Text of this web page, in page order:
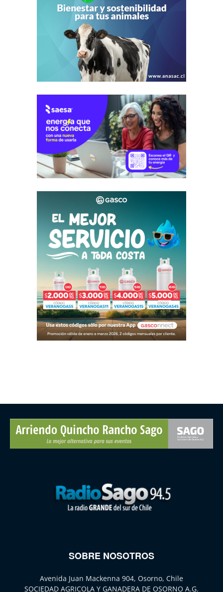
SOBRE NOSOTROS
Avenida Juan Mackenna 904, Osorno, Chile
SOCIEDAD AGRICOLA Y GANADERA DE OSORNO A.G.